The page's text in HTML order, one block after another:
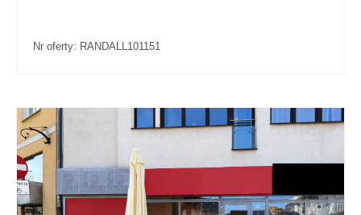
Nr oferty: RANDALL101151